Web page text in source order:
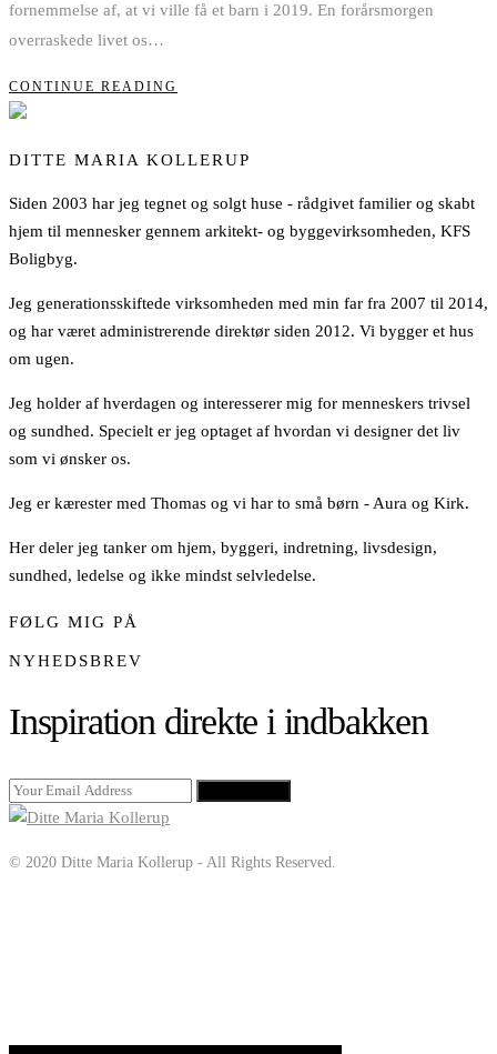
fornemmelse af, at vi ville få et barn i 2019. En forårsmorgen
overraskede livet os…
CONTINUE READING
DITTE MARIA KOLLERUP
Siden 2003 har jeg tegnet og solgt huse - rådgivet familier og skabt
hjem til mennesker gennem arkitekt- og byggevirksomheden, KFS
Boligbyg.
Jeg generationsskiftede virksomheden med min far fra 2007 til 2014,
og har været administrerende direktør siden 2012. Vi bygger et hus
om ugen.
Jeg holder af hverdagen og interesserer mig for menneskers trivsel
og sundhed. Specielt er jeg optaget af hvordan vi designer det liv
som vi ønsker os.
Jeg er kærester med Thomas og vi har to små børn - Aura og Kirk.
Her deler jeg tanker om hjem, byggeri, indretning, livsdesign,
sundhed, ledelse og ikke mindst selvledelse.
FØLG MIG PÅ
NYHEDSBREV
Inspiration direkte i indbakken
© 2020 Ditte Maria Kollerup - All Rights Reserved.